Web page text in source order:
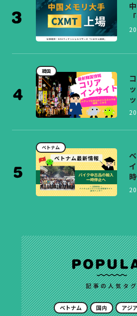
韓国
ベトナム
記事の人気タ
ベトナム 国内 アジ